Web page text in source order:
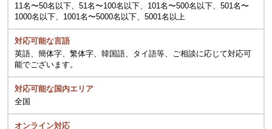
11名〜50名以下、51名〜100名以下、101名〜500名以下、501名〜
1000名以下、1001名〜5000名以下、5001名以上
対応可能な言語
英語、簡体字、繁体字、韓国語、タイ語等、ご相談に応じて対応可
能でございます。
対応可能な国内エリア
全国
オンライン対応